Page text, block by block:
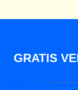
GRATIS